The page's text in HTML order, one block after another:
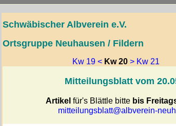
Schwäbischer Albverein e.V.
Ortsgruppe Neuhausen / Fildern
Kw 19 < Kw 20 > Kw 21
Mitteilungsblatt vom
Artikel für's Blättle bitte bis
mitteilungsblatt@albverein-